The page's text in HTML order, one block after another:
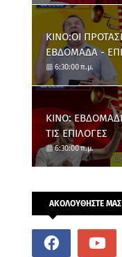
ΚΙΝΟ:ΟΙ
ΕΒΔΟΜΑΔΑ -
ΑΡΙΘΜΩΝ
6:30:00 π.μ.
ΚΙΝΟ: ΕΒΔΟΜΑΔΙΑΙΕΣ
ΤΙΣ ΕΠΙΛΟΓΕΣ
6:30:00 π.μ.
ΑΚΟΛΟΥΘΗΣΤΕ ΜΑΣ